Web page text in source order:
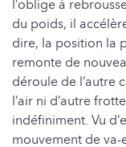
l’oblige à
du poids, il
dire, la position la
remonte de
déroule de l’autre
l’air ni d’autre
indéfiniment. Vu
mouvement de